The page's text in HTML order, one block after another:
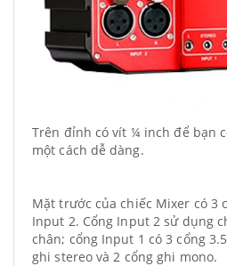
Trên đỉnh có vít ¼ inch để bạn
một cách dễ dàng.
Mặt trước của chiếc Mixer có 3
Input 2. Cổng Input 2 sử dụng
chân; cổng Input 1 có 3 cổng
ghi stereo và 2 cổng ghi mono.